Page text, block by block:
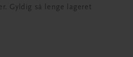
Gyldig så lenge lageret